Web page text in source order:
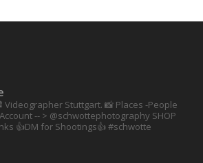
Videographer Stuttgart. 📸 Places -People
-- > @schwottephotography SHOP
👍DM for Shootings👍 #schwotte